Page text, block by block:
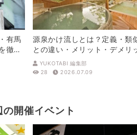
有馬
徹底
源泉かけ流しとは？定義・類
との違い・メリット・デメリ
解説
YUKOTABI 編集部
28
2026.07.09
の開催イベント